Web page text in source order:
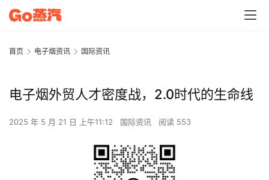
首页 电子烟资讯 国际资讯
电子烟外贸人才密度战，2.0时代的生命线
2025 年 5 月 21 日 上午11:12 国际资讯 阅读 553